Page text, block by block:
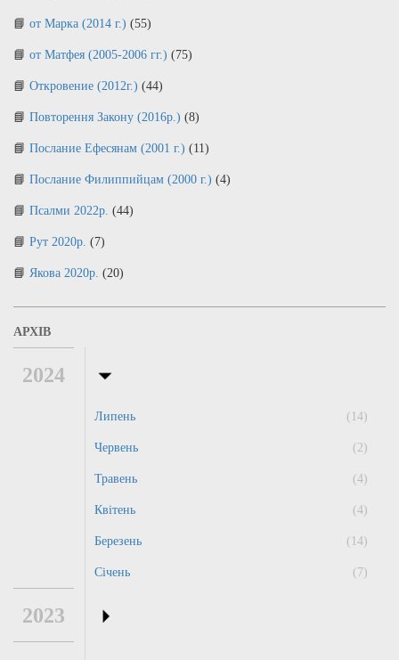
от Марка (2014 г.) (55)
от Матфея (2005-2006 гг.) (75)
Откровение (2012г.) (44)
Повторення Закону (2016р.) (8)
Послание Ефесянам (2001 г.) (11)
Послание Филиппийцам (2000 г.) (4)
Псалми 2022р. (44)
Рут 2020р. (7)
Якова 2020р. (20)
АРХІВ
2024
Липень (14)
Червень (2)
Травень (4)
Квітень (4)
Березень (14)
Січень (7)
2023